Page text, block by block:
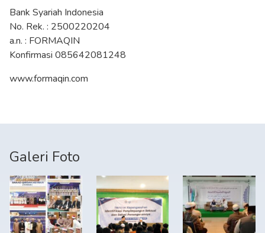
Bank Syariah Indonesia
No. Rek. : 2500220204
a.n. : FORMAQIN
Konfirmasi 085642081248
www.formaqin.com
Galeri Foto